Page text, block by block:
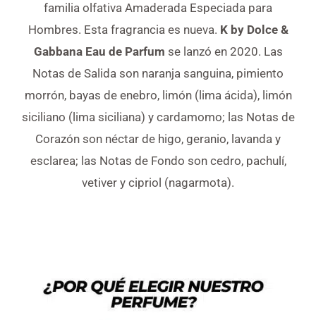
familia olfativa Amaderada Especiada para
Hombres. Esta fragrancia es nueva. K by Dolce &
Gabbana Eau de Parfum se lanzó en 2020. Las
Notas de Salida son naranja sanguina, pimiento
morrón, bayas de enebro, limón (lima ácida), limón
siciliano (lima siciliana) y cardamomo; las Notas de
Corazón son néctar de higo, geranio, lavanda y
esclarea; las Notas de Fondo son cedro, pachulí,
vetiver y cipriol (nagarmota).